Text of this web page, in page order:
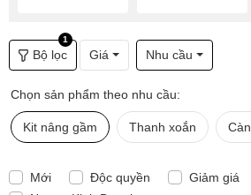
Bộ lọc
1
Giá Nhu cầu
Chọn sản phẩm theo nhu cầu:
Kit nâng gầm Thanh xoắn
Mới Độc quyền Giảm giá